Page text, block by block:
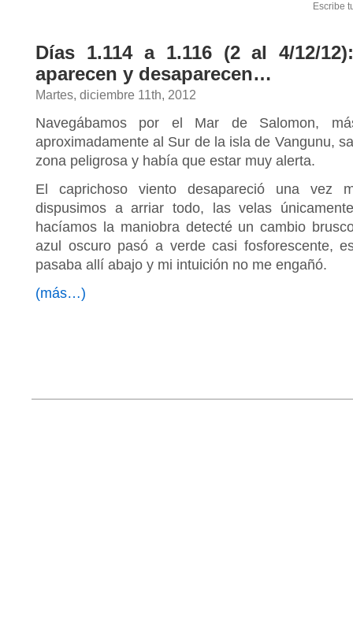
Escribe
Días 1.114 a 1.116 (2 al 4/12/
aparecen y desaparecen…
Martes, diciembre 11th, 2012
Navegábamos por el Mar de Salomon,
aproximadamente al Sur de la isla de Vangunu,
zona peligrosa y había que estar muy alerta.
El caprichoso viento desapareció una vez
dispusimos a arriar todo, las velas
hacíamos la maniobra detecté un cambio
azul oscuro pasó a verde casi fosforescente,
pasaba allí abajo y mi intuición no me engañó.
(más…)